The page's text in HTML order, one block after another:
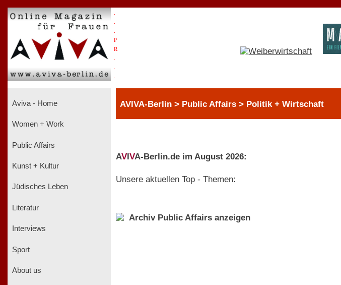
P
R
Aviva - Home
Women + Work
Public Affairs
Kunst + Kultur
Jüdisches Leben
Literatur
Interviews
Sport
About us
AVIVA-Berlin > Public Affairs > Politik + Wirtschaft
AVIVA-Berlin.de im August 2026:
Unsere aktuellen Top - Themen:
Archiv Public Affairs anzeigen